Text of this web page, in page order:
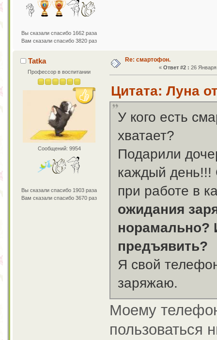
Вы сказали спасибо 1662 раза
Вам сказали спасибо 3820 раз
Tatka
Профессор в воспитании
Сообщений: 9954
Вы сказали спасибо 1903 раза
Вам сказали спасибо 3670 раз
Re: смартофон.
«Ответ #2 : 26
Цитата: Луна
У кого есть
хватает?
Подарили
каждый день!!!
при работе в
ожидания
норамально?
предъявить?
Я свой
заряжаю.
Моему
пользоваться